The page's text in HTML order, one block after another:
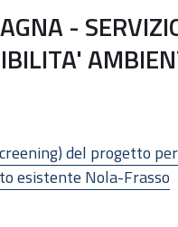
-
del progetto
esistente Nola-Frasso